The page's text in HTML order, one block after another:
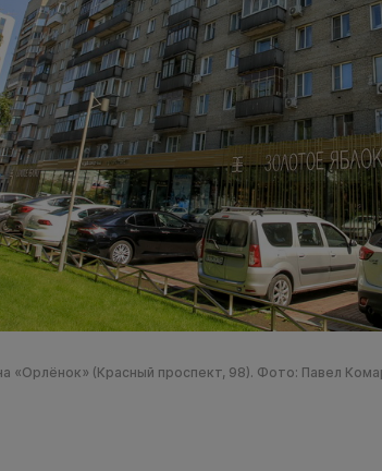
«Орлёнок» (Красный проспект, 98). Фото: Павел